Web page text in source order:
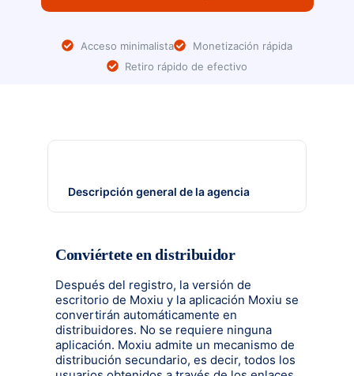
Acceso minimalista
Monetización rápida
Retiro rápido de efectivo
Descripción general de la agencia
Conviértete en distribuidor
Después del registro, la versión de
escritorio de Moxiu y la aplicación Moxiu se
convertirán automáticamente en
distribuidores. No se requiere ninguna
aplicación. Moxiu admite un mecanismo de
distribución secundario, es decir, todos los